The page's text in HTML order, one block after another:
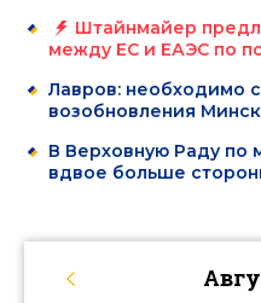
Штайнмайер
между ЕС и ЕАЭС по
Лавров: необходимо
возобновления
В Верховную Раду по
вдвое больше